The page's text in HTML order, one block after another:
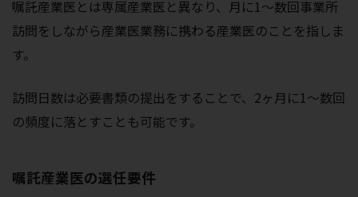
嘱託産業医とは専属産業医と異なり、月に1～数回事業所
訪問をしながら産業医業務に携わる産業医のことを指しま
す。
訪問日数は必要書類の提出をすることで、2ヶ月に1～数回
の頻度に落とすことも可能です。
嘱託産業医の選任要件